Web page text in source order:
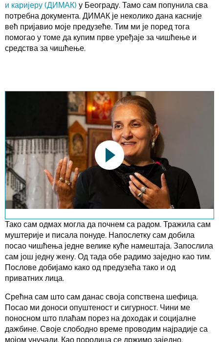
и каријеру (ДИМАК) у Београду. Тамо сам попунила сва
потребна документа. ДИМАК је неколико дана касније
већ пријавио моје предузеће. Тим ми је поред тога
помогао у томе да купим прве уређаје за чишћење и
средства за чишћење.
This link opens a YouTube video. Please
note the data protection regulations valid
Потврди
Тако сам одмах могла да почнем са радом. Тражила сам
муштерије и писала понуде. Напослетку сам добила
посао чишћења једне велике куће намештаја. Запослила
сам још једну жену. Од тада обе радимо заједно као тим.
Послове добијамо како од предузећа тако и од
приватних лица.
Срећна сам што сам данас своја сопствена шефица.
Посао ми доноси опуштеност и сигурност. Чини ме
поносном што плаћам порез на доходак и социјалне
дажбине. Своје слободно време проводим најрадије са
мојом унучади. Као породица се држимо заједно.